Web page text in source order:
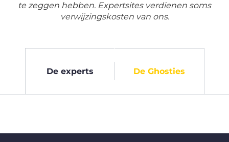
te zeggen hebben. Expertsites verdienen soms
verwijzingskosten van ons.
De experts De Ghosties